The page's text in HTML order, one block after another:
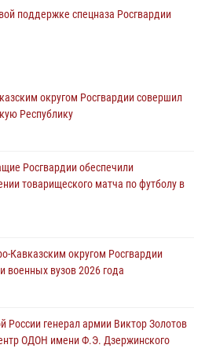
поддержке спецназа Росгвардии
Росгвардии пресечено более 180
в Краснодарском крае
посетили кинологический центр
Уральскому округу Росгвардии и
округом Росгвардии совершил
Республику
Росгвардии обеспечили
товарищеского матча по футболу в
Кавказским округом Росгвардии
военных вузов 2026 года
России генерал армии Виктор Золотов
ОДОН имени Ф.Э. Дзержинского